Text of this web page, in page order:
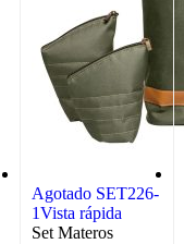
Agotado SET226-
1Vista rápida
Set Materos